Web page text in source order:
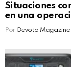
Situaciones
en una
Por Devoto Magazine